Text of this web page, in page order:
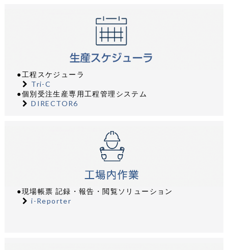
●工程スケジューラ
Tri-C
●個別受注生産専用工程管理システム
DIRECTOR6
●現場帳票 記録・報告・閲覧ソリューション
i-Reporter